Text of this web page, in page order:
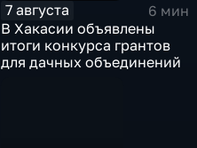
7 августа
6 мин
В Хакасии объявлены
итоги конкурса грантов
для дачных объединений